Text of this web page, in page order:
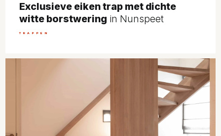
Exclusieve eiken trap met dichte
witte borstwering in Nunspeet
TRAPPEN